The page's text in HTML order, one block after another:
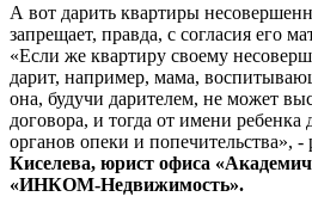
А вот дарить квартиры
запрещает, правда, с согласия его
«Если же квартиру своему
дарит, например, мама,
она, будучи дарителем, не может
договора, и тогда от имени ребенка
органов опеки и попечительства», -
Киселева, юрист офиса
«ИНКОМ-Недвижимость».